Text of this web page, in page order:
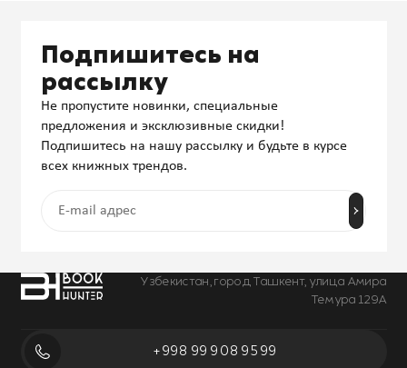
Узбекистан, город Ташкент, улица Амира
Темура 129А
+998 99 908 95 99
Подпишитесь на
рассылку
Не пропустите новинки, специальные
предложения и эксклюзивные скидки!
Подпишитесь на нашу рассылку и будьте в курсе
всех книжных трендов.